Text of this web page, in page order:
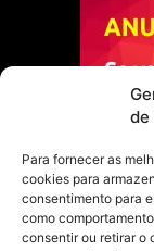
de
Para fornecer as
cookies para
consentimento para
como
consentir ou retirar o
Escolha
Justiça